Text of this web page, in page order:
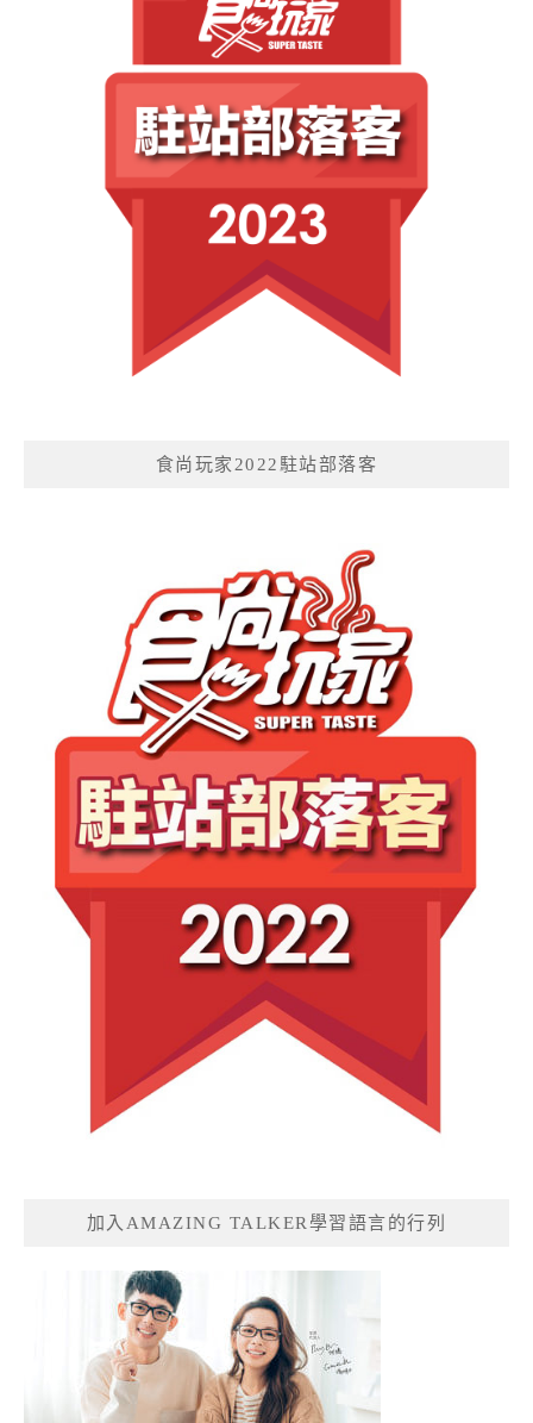
食尚玩家2022駐站部落客
加入AMAZING TALKER學習語言的行列